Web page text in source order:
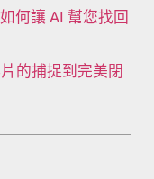
何讓 AI 幫您找回
的捕捉到完美閉